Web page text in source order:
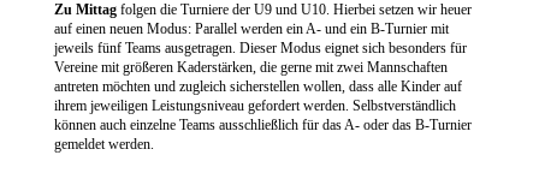
Zu Mittag folgen die Turniere der U9 und U10. Hierbei setzen wir heuer
auf einen neuen Modus: Parallel werden ein A- und ein B-Turnier mit
jeweils fünf Teams ausgetragen. Dieser Modus eignet sich besonders für
Vereine mit größeren Kaderstärken, die gerne mit zwei Mannschaften
antreten möchten und zugleich sicherstellen wollen, dass alle Kinder auf
ihrem jeweiligen Leistungsniveau gefordert werden. Selbstverständlich
können auch einzelne Teams ausschließlich für das A- oder das B-Turnier
gemeldet werden.